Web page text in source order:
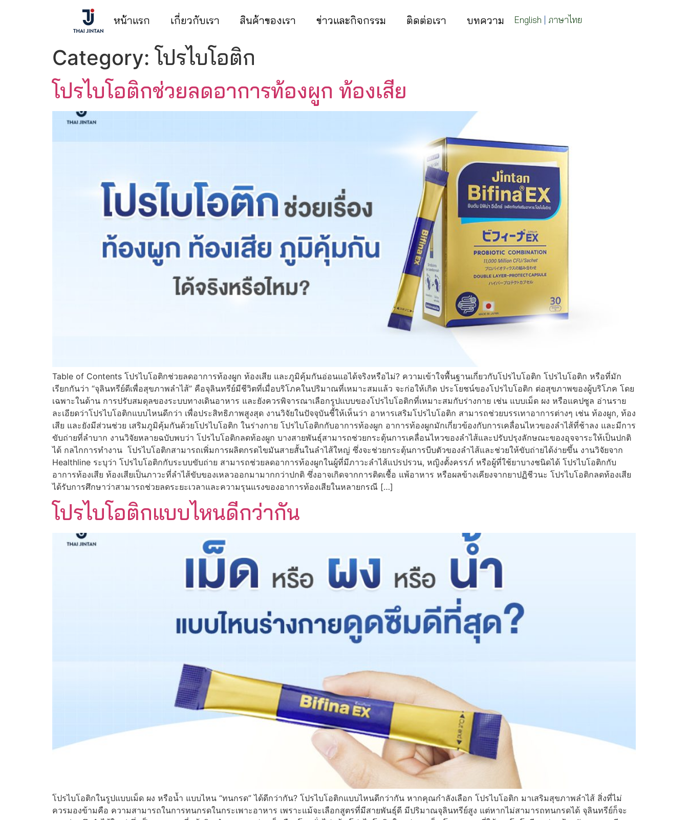
หน้าแรก เกี่ยวกับเรา สินค้าของเรา ข่าวและกิจกรรม ติดต่อเรา บทความ English | ภาษาไทย
Category:โปรไบโอติก
โปรไบโอติกช่วยลดอาการท้องผูก ท้องเสีย
Table of Contents โปรไบโอติกช่วยลดอาการท้องผูก ท้องเสีย และภูมิคุ้มกันอ่อนแอได้จริงหรือไม่? ความเข้าใจพื้นฐานเกี่ยวกับโปรไบโอติก โปรไบโอติก หรือที่มัก
เรียกกันว่า “จุลินทรีย์ดีเพื่อสุขภาพลำไส้” คือจุลินทรีย์มีชีวิตที่เมื่อบริโภคในปริมาณที่เหมาะสมแล้ว จะก่อให้เกิด ประโยชน์ของโปรไบโอติก ต่อสุขภาพของผู้บริโภค โดย
เฉพาะในด้าน การปรับสมดุลของระบบทางเดินอาหาร และยังควรพิจารณาเลือกรูปแบบของโปรไบโอติกที่เหมาะสมกับร่างกาย เช่น แบบเม็ด ผง หรือแคปซูล อ่านราย
ละเอียดว่าโปรไบโอติกแบบไหนดีกว่า เพื่อประสิทธิภาพสูงสุด งานวิจัยในปัจจุบันชี้ให้เห็นว่า อาหารเสริมโปรไบโอติก สามารถช่วยบรรเทาอาการต่างๆ เช่น ท้องผูก, ท้อง
เสีย และยังมีส่วนช่วย เสริมภูมิคุ้มกันด้วยโปรไบโอติก ในร่างกาย โปรไบโอติกกับอาการท้องผูก อาการท้องผูกมักเกี่ยวข้องกับการเคลื่อนไหวของลำไส้ที่ช้าลง และมีการ
ขับถ่ายที่ลำบาก งานวิจัยหลายฉบับพบว่า โปรไบโอติกลดท้องผูก บางสายพันธุ์สามารถช่วยกระตุ้นการเคลื่อนไหวของลำไส้และปรับปรุงลักษณะของอุจจาระให้เป็นปกติ
ได้ กลไกการทำงาน โปรไบโอติกสามารถเพิ่มการผลิตกรดไขมันสายสั้นในลำไส้ใหญ่ ซึ่งจะช่วยกระตุ้นการบีบตัวของลำไส้และช่วยให้ขับถ่ายได้ง่ายขึ้น งานวิจัยจาก
Healthline ระบุว่า โปรไบโอติกกับระบบขับถ่าย สามารถช่วยลดอาการท้องผูกในผู้ที่มีภาวะลำไส้แปรปรวน, หญิงตั้งครรภ์ หรือผู้ที่ใช้ยาบางชนิดได้ โปรไบโอติกกับ
อาการท้องเสีย ท้องเสียเป็นภาวะที่ลำไส้ขับของเหลวออกมามากกว่าปกติ ซึ่งอาจเกิดจากการติดเชื้อ แพ้อาหาร หรือผลข้างเคียงจากยาปฏิชีวนะ โปรไบโอติกลดท้องเสีย
ได้รับการศึกษาว่าสามารถช่วยลดระยะเวลาและความรุนแรงของอาการท้องเสียในหลายกรณี […]
โปรไบโอติกแบบไหนดีกว่ากัน
โปรไบโอติกในรูปแบบเม็ด ผง หรือน้ำ แบบไหน “ทนกรด” ได้ดีกว่ากัน? โปรไบโอติกแบบไหนดีกว่ากัน หากคุณกำลังเลือก โปรไบโอติก มาเสริมสุขภาพลำไส้ สิ่งที่ไม่
ควรมองข้ามคือ ความสามารถในการทนกรดในกระเพาะอาหาร เพราะแม้จะเลือกสูตรที่มีสายพันธุ์ดี มีปริมาณจุลินทรีย์สูง แต่หากไม่สามารถทนกรดได้ จุลินทรีย์ก็จะ